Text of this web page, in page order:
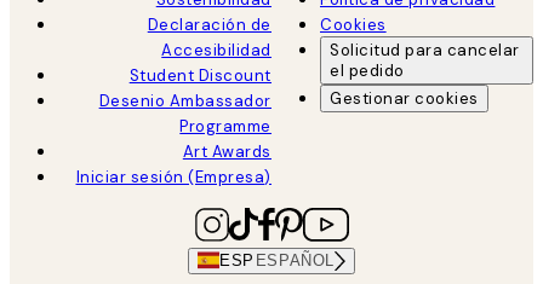
Declaración de
Accesibilidad
Student Discount
Desenio Ambassador
Programme
Art Awards
Iniciar sesión (Empresa)
Cookies
Solicitud para cancelar
el pedido
Gestionar cookies
ESP ESPAÑOL